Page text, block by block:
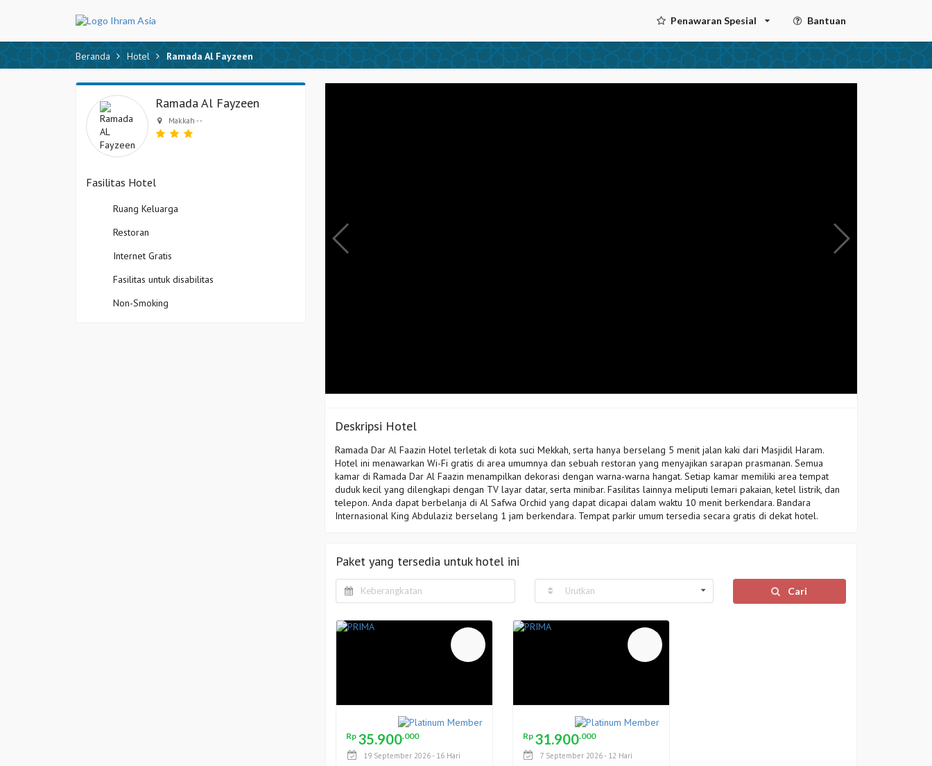
Penawaran Spesial Bantuan
Beranda Hotel Ramada Al Fayzeen
Ramada Al Fayzeen
Makkah - -
Fasilitas Hotel
Ruang Keluarga
Restoran
Internet Gratis
Fasilitas untuk disabilitas
Non-Smoking
Deskripsi Hotel
Ramada Dar Al Faazin Hotel terletak di kota suci Mekkah, serta hanya berselang 5 menit jalan kaki dari Masjidil Haram.
Hotel ini menawarkan Wi-Fi gratis di area umumnya dan sebuah restoran yang menyajikan sarapan prasmanan. Semua
kamar di Ramada Dar Al Faazin menampilkan dekorasi dengan warna-warna hangat. Setiap kamar memiliki area tempat
duduk kecil yang dilengkapi dengan TV layar datar, serta minibar. Fasilitas lainnya meliputi lemari pakaian, ketel listrik, dan
telepon. Anda dapat berbelanja di Al Safwa Orchid yang dapat dicapai dalam waktu 10 menit berkendara. Bandara
Internasional King Abdulaziz berselang 1 jam berkendara. Tempat parkir umum tersedia secara gratis di dekat hotel.
Paket yang tersedia untuk hotel ini
Urutkan Cari
Rp 35.900.000
19 September 2026 - 16 Hari
Rp 31.900.000
7 September 2026 - 12 Hari